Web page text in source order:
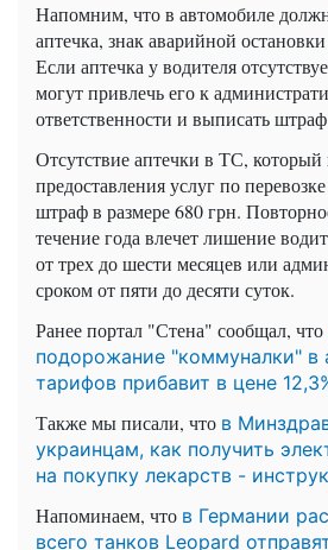
Напомним, что в автомобиле
аптечка, знак аварийной
Если аптечка у водителя
могут привлечь его к
ответственности и выписать
Отсутствие аптечки в ТС, который
предоставления услуг по
штраф в размере 680 грн.
течение года влечет лишение
от трех до шести месяцев или
сроком от пяти до десяти суток.
Ранее портал "Стена" сообщал, что
подорожание "коммуналки" в
тарифов прибавит в цене
Также мы писали, что в
украинцам, как получить
на покупку лекарств -
Напоминаем, что в Германии
всего танков Leopard